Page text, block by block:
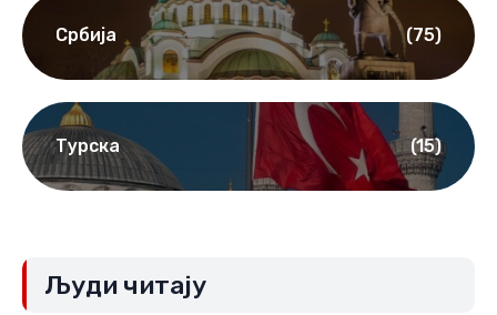
Србија (75)
Турска (15)
Људи читају